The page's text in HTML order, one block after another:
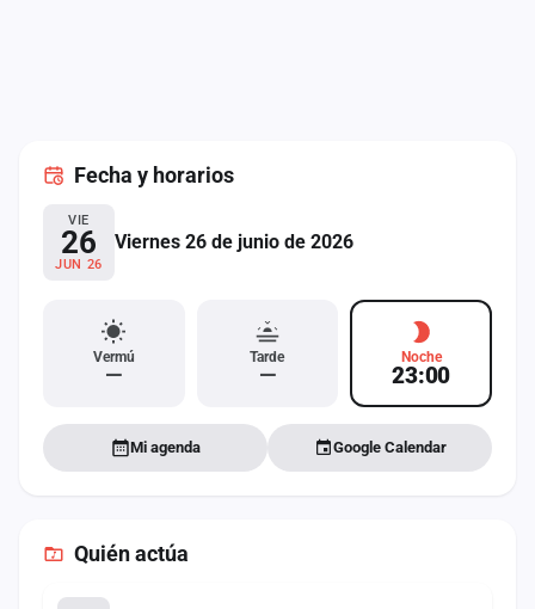
Fecha y horarios
VIE
26
JUN 26
Viernes 26 de junio de 2026
Vermú
—
Tarde
—
Noche
23:00
Mi agenda Google Calendar
Quién actúa
Administración
Contacto